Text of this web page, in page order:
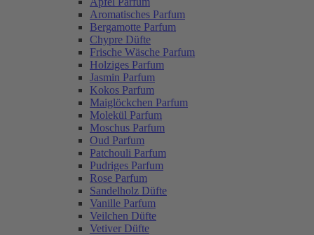
Aromatisches Parfum
Bergamotte Parfum
Chypre Düfte
Frische Wäsche Parfum
Holziges Parfum
Jasmin Parfum
Kokos Parfum
Maiglöckchen Parfum
Molekül Parfum
Moschus Parfum
Oud Parfum
Patchouli Parfum
Pudriges Parfum
Rose Parfum
Sandelholz Düfte
Vanille Parfum
Veilchen Düfte
Vetiver Düfte